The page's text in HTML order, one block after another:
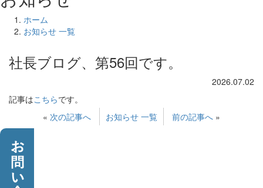
ホーム
お知らせ 一覧
社長ブログ、第56回です。
2026.07.02
記事はこちらです。
« 次の記事へ お知らせ 一覧 前の記事へ »